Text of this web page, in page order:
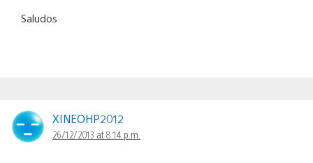
Saludos
XINEOHP2012
26/12/2013 at 8:14 p.m.